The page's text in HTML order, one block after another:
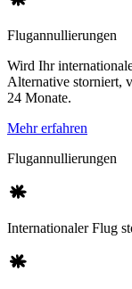
Flugannullierungen
Wird Ihr
Alternative storniert,
24 Monate.
Mehr erfahren
Flugannullierungen
Internationaler Flug